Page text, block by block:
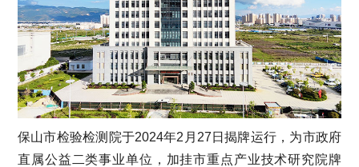
保山市检验检测院于2024年2月27日揭牌运行，为市政府
直属公益二类事业单位，加挂市重点产业技术研究院牌